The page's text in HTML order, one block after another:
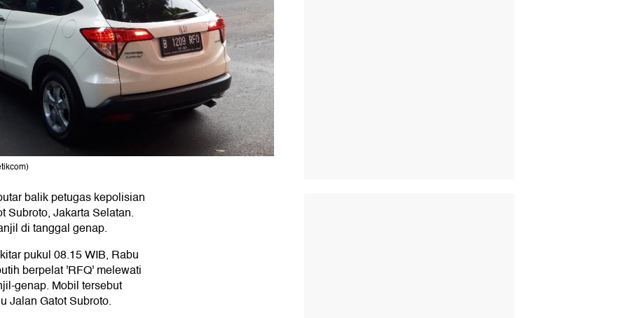
balik petugas kepolisian
Subroto, Jakarta Selatan.
di tanggal genap.
pukul 08.15 WIB, Rabu
berpelat 'RFQ' melewati
genap. Mobil tersebut
Jalan Gatot Subroto.